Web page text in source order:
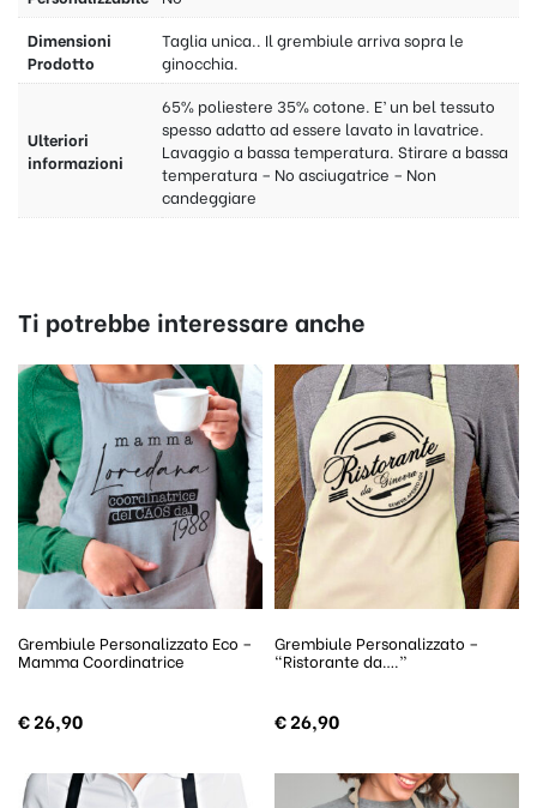
Dimensioni
Prodotto
Taglia unica.. Il grembiule arriva sopra le
ginocchia.
Ulteriori
informazioni
65% poliestere 35% cotone. E’ un bel tessuto
spesso adatto ad essere lavato in lavatrice.
Lavaggio a bassa temperatura. Stirare a bassa
temperatura – No asciugatrice – Non
candeggiare
Ti potrebbe interessare anche
Grembiule Personalizzato Eco –
Mamma Coordinatrice
€26,90
Grembiule Personalizzato –
“Ristorante da….”
€26,90